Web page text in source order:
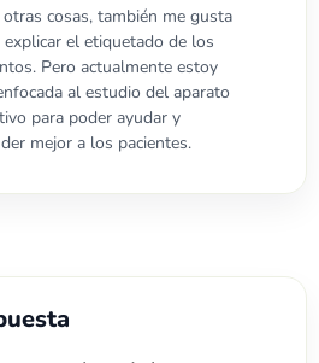
otras cosas, también me gusta
explicar el etiquetado de los
Pero actualmente estoy
al estudio del aparato
para poder ayudar y
mejor a los pacientes.